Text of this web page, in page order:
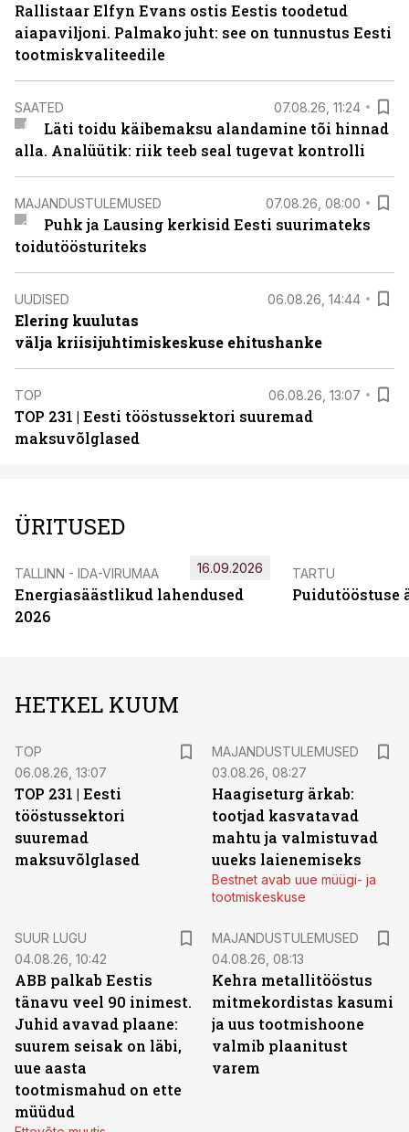
Rallistaar Elfyn Evans ostis Eestis toodetud
aiapaviljoni. Palmako juht: see on tunnustus Eesti
tootmiskvaliteedile
SAATED 07.08.26, 11:24
Läti toidu käibemaksu alandamine tõi hinnad
alla. Analüütik: riik teeb seal tugevat kontrolli
MAJANDUSTULEMUSED 07.08.26, 08:00
Puhk ja Lausing kerkisid Eesti suurimateks
toidutöösturiteks
UUDISED 06.08.26, 14:44
Elering kuulutas
välja kriisijuhtimiskeskuse ehitushanke
TOP 06.08.26, 13:07
TOP 231 | Eesti tööstussektori suuremad
maksuvõlglased
ÜRITUSED
TALLINN - IDA-VIRUMAA
Energiasäästlikud lahendused
2026
16.09.2026 TARTU
Puidutööstuse
HETKEL KUUM
TOP
06.08.26, 13:07
TOP 231 | Eesti
tööstussektori
suuremad
maksuvõlglased
MAJANDUSTULEMUSED
03.08.26, 08:27
Haagiseturg ärkab:
tootjad kasvatavad
mahtu ja valmistuvad
uueks laienemiseks
Bestnet avab uue müügi- ja
tootmiskeskuse
SUUR LUGU
04.08.26, 10:42
ABB palkab Eestis
tänavu veel 90 inimest.
Juhid avavad plaane:
suurem seisak on läbi,
uue aasta
tootmismahud on ette
müüdud
MAJANDUSTULEMUSED
04.08.26, 08:13
Kehra metallitööstus
mitmekordistas kasumi
ja uus tootmishoone
valmib plaanitust
varem